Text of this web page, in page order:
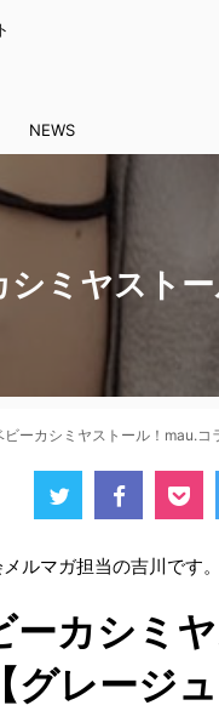
NEWS
シミヤスト
ビーカシミヤストール！mau.コ
ルマガ担当の吉川です。
ーカシミ
グレージ